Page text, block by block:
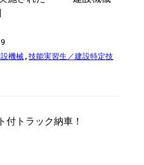
機械 ,技能実習生／建設特定技